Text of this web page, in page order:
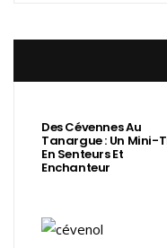
Des Cévennes Au
Tanargue : Un Mini-
En Senteurs Et
Enchanteur